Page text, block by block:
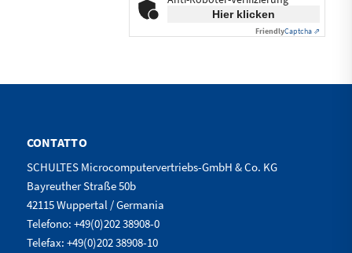
Hier klicken
FriendlyCaptcha ⇗
CONTATTO
SCHULTES Microcomputervertriebs-GmbH & Co. KG
Bayreuther Straße 50b
42115 Wuppertal / Germania
Telefono: +49(0)202 38908-0
Telefax: +49(0)202 38908-10